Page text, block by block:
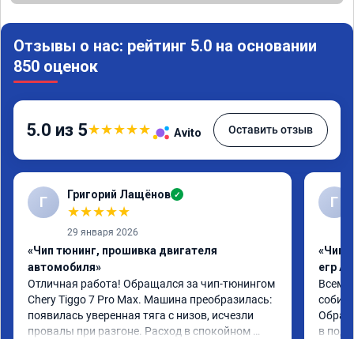
Отзывы о нас: рейтинг 5.0 на основании
850 оценок
5.0 из 5★★★★★ Avito Оставить отзыв
Г Григорий Лащёнов ✓
★★★★★
29 января 2026
«Чип тюнинг, прошивка двигателя
автомобиля»
Отличная работа! Обращался за чип-тюнингом
Chery Tiggo 7 Pro Max. Машина преобразилась:
появилась уверенная тяга с низов, исчезли
провалы при разгоне. Расход в спокойном
Г
«Чип
егр
Всем
в